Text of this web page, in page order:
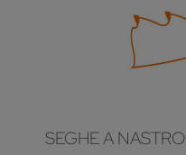
SEGHE A NASTRO